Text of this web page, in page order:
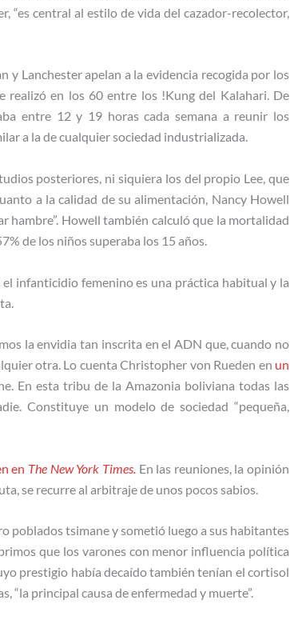
“es central al estilo de vida del cazador-recolector,
y Lanchester apelan a la evidencia recogida por los
realizó en los 60 entre los !Kung del Kalahari. De
entre 12 y 19 horas cada semana a reunir los
a la de cualquier sociedad industrializada.
posteriores, ni siquiera los del propio Lee, que
a la calidad de su alimentación, Nancy Howell
hambre”. Howell también calculó que la mortalidad
de los niños superaba los 15 años.
infanticidio femenino es una práctica habitual y la
la envidia tan inscrita en el ADN que, cuando no
otra. Lo cuenta Christopher von Rueden en un
En esta tribu de la Amazonia boliviana todas las
Constituye un modelo de sociedad “pequeña,
en The New York Times. En las reuniones, la opinión
se recurre al arbitraje de unos pocos sabios.
poblados tsimane y sometió luego a sus habitantes
que los varones con menor influencia política
prestigio había decaído también tenían el cortisol
“la principal causa de enfermedad y muerte”.